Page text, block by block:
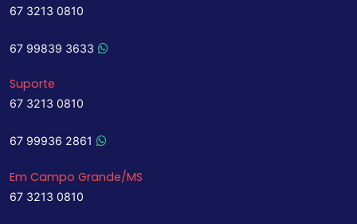
67 3213 0810
67 99839 3633
Suporte
67 3213 0810
67 99936 2861
Em Campo Grande/MS
67 3213 0810